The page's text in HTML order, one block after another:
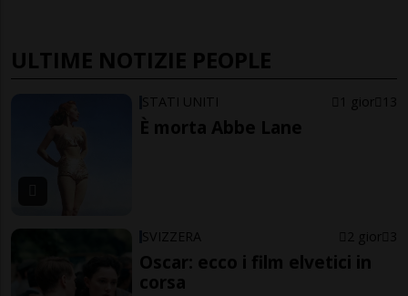
ULTIME NOTIZIE PEOPLE
STATI UNITI 1 gior 13
È morta Abbe Lane
SVIZZERA 2 gior 3
Oscar: ecco i film elvetici in
corsa